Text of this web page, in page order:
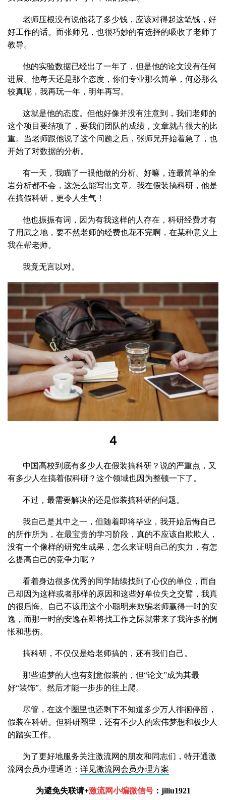
老师压根没有说他花了多少钱，应该对得起这笔钱，好
好工作的话。而张师兄，也很巧妙的有选择的吸收了老师了
教导。
他的实验数据已经出了一年了，但是他的论文没有任何
进展。他每天还是那个态度，你们专业那么简单，何必那么
较真呢，我再玩一年，明年再写。
这就是他的态度。但他好像并没有注意到，我们老师的
这个项目要结项了，要我们团队的成绩，文章就占很大的比
重。当老师跟他说了这个问题之后，张师兄开始着急了，也
开始了对数据的分析。
有一天，我瞄了一眼他做的分析。好嘛，连最简单的全
岩分析都不会，这怎么能写出文章。我在假装搞科研，他是
在搞假科研，更令人生气！
他也振振有词，因为有我这样的人存在，科研经费才有
了用武之地，要不然老师的经费也花不完啊，在某种意义上
我在帮老师。
我竟无言以对。
４
中国高校到底有多少人在假装搞科研？说的严重点，又
有多少人在搞着假科研？这个领域也因为整顿一下了。
不过，最需要解决的还是假装搞科研的问题。
我自己是其中之一，但随着即将毕业，我开始后悔自己
的所作所为，在最宝贵的学习阶段，真的不应该自欺欺人，
没有一个像样的研究生成果，怎么来证明自己的实力，有怎
么提高自己的竞争力呢？
看着身边很多优秀的同学陆续找到了心仪的单位，而自
己却因为这样或者那样的原因和这些好单位失之交臂，我真
的很后悔。自己不该用这个小聪明来欺骗老师赢得一时的安
逸，而那一时的安逸在即将找工作之际就带来了我许多的惆
怅和悲伤。
搞科研，不仅仅是给老师搞的，还有我们自己。
那些追梦的人也有刻意假装的，但“论文”成为其最
好“装饰”。然后才能一步步的往上爬。
尽管 ，在这个圈里也还剩下不知道多少万人徘徊停留，
假装在科研。但科研圈里，还有不少人的宏伟梦想和极少人
的踏实工作。
为了更好地服务关注激流网的朋友和同志们，特开通激
流网会员办理通道： 详见激流网会员办理方案
为避免失联请+激流网小编微信号： jiliu1921